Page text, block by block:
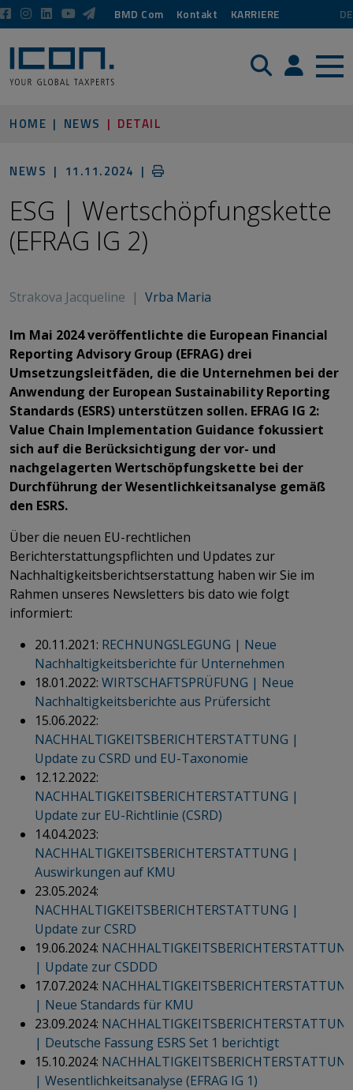
BMD Com Kontakt KARRIERE DE
Suche Login /
HOME NEWS DETAIL
NEWS | 11.11.2024 |
ESG | Wertschöpfungskette
(EFRAG IG 2)
Strakova Jacqueline | Vrba Maria
Im Mai 2024 veröffentlichte die European Financial
Reporting Advisory Group (EFRAG) drei
Umsetzungsleitfäden, die die Unternehmen bei der
Anwendung der European Sustainability Reporting
Standards (ESRS) unterstützen sollen. EFRAG IG 2:
Value Chain Implementation Guidance fokussiert
sich auf die Berücksichtigung der vor- und
nachgelagerten Wertschöpfungskette bei der
Durchführung der Wesentlichkeitsanalyse gemäß
den ESRS.
Über die neuen EU-rechtlichen
Berichterstattungspflichten und Updates zur
Nachhaltigkeitsberichtserstattung haben wir Sie im
Rahmen unseres Newsletters bis dato wie folgt
informiert:
20.11.2021: RECHNUNGSLEGUNG | Neue
Nachhaltigkeitsberichte für Unternehmen
18.01.2022: WIRTSCHAFTSPRÜFUNG | Neue
Nachhaltigkeitsberichte aus Prüfersicht
15.06.2022:
NACHHALTIGKEITSBERICHTERSTATTUNG |
Update zu CSRD und EU-Taxonomie
12.12.2022:
NACHHALTIGKEITSBERICHTERSTATTUNG |
Update zur EU-Richtlinie (CSRD)
14.04.2023:
NACHHALTIGKEITSBERICHTERSTATTUNG |
Auswirkungen auf KMU
23.05.2024:
NACHHALTIGKEITSBERICHTERSTATTUNG |
Update zur CSRD
19.06.2024:
| Update zur CSDDD
17.07.2024:
| Neue Standards für KMU
23.09.2024:
| Deutsche Fassung ESRS Set 1 berichtigt
15.10.2024:
| Wesentlichkeitsanalyse (EFRAG IG 1)